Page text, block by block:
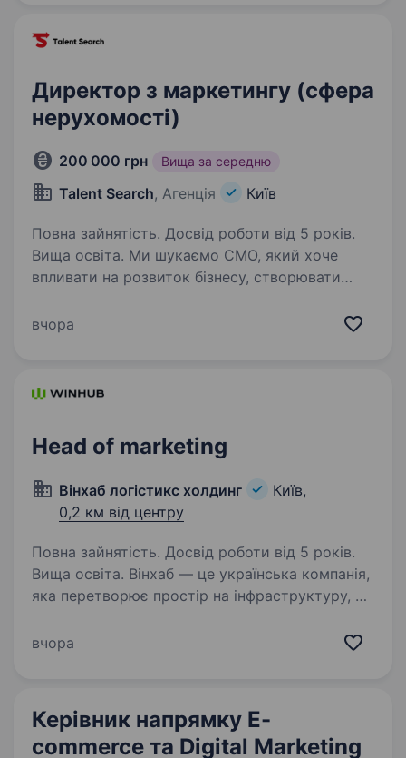
Директор з маркетингу (сфера
нерухомості)
200 000 грн Вища за середню
Talent Search, Агенція Київ
Повна зайнятість. Досвід роботи від 5 років.
Вища освіта. Ми шукаємо CMO, який хоче
впливати на розвиток бізнесу, створювати
маркетингові проєкти. У цій ролі важливі
вчора
Head of marketing
Вінхаб логістикс холдинг
Київ,
0,2 км від центру
Повна зайнятість. Досвід роботи від 5 років.
Вища освіта. Вінхаб — це українська компанія,
яка перетворює простір на інфраструктуру, а
логістика. Ми не просто зводимо склади —
вчора
Керівник напрямку E-
commerce та Digital Marketing